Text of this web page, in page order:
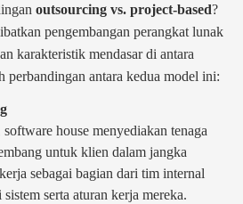
outsourcing vs. project-based?
pengembangan perangkat lunak
karakteristik mendasar di antara
perbandingan antara kedua model ini:
house menyediakan tenaga
untuk klien dalam jangka
sebagai bagian dari tim internal
serta aturan kerja mereka.